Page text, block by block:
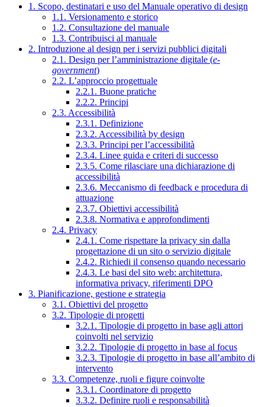
1. Scopo, destinatari e uso del Manuale operativo di design
1.1. Versionamento e storico
1.2. Consultazione del manuale
1.3. Contribuisci al manuale
2. Introduzione al design per i servizi pubblici digitali
2.1. Design per l’amministrazione digitale (e-
government)
2.2. L’approccio progettuale
2.2.1. Buone pratiche
2.2.2. Principi
2.3. Accessibilità
2.3.1. Definizione
2.3.2. Accessibilità by design
2.3.3. Principi per l’accessibilità
2.3.4. Linee guida e criteri di successo
2.3.5. Come rilasciare una dichiarazione di
accessibilità
2.3.6. Meccanismo di feedback e procedura di
attuazione
2.3.7. Obiettivi accessibilità
2.3.8. Normativa e approfondimenti
2.4. Privacy
2.4.1. Come rispettare la privacy sin dalla
progettazione di un sito o servizio digitale
2.4.2. Richiedi il consenso quando necessario
2.4.3. Le basi del sito web: architettura,
informativa privacy, riferimenti DPO
3. Pianificazione, gestione e strategia
3.1. Obiettivi del progetto
3.2. Tipologie di progetti
3.2.1. Tipologie di progetto in base agli attori
coinvolti nel servizio
3.2.2. Tipologie di progetto in base al focus
3.2.3. Tipologie di progetto in base all’ambito di
intervento
3.3. Competenze, ruoli e figure coinvolte
3.3.1. Coordinatore di progetto
3.3.2. Definire ruoli e responsabilità